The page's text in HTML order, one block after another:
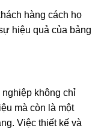
hàng cách họ
hiệu quả của bảng
nghiệp không chỉ
mà còn là một
Việc thiết kế và